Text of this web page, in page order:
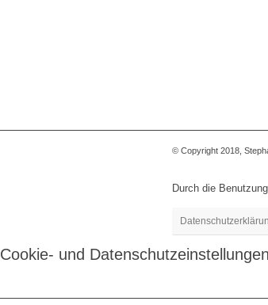
© Copyright 2018,
Durch die
Cookie- und Datenschutzeinstellungen